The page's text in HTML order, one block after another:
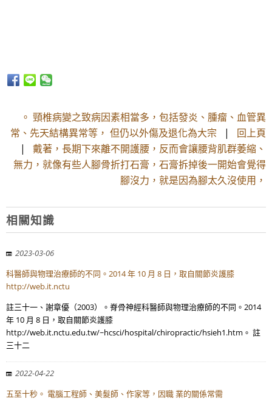
。 頸椎病變之致病因素相當多，包括發炎、腫瘤、血管異
常、先天結構異常等， 但仍以外傷及退化為大宗 | 回上頁
| 戴著，長期下來離不開護腰，反而會讓腰背肌群萎縮、
無力，就像有些人腳骨折打石膏，石膏拆掉後一開始會覺得
腳沒力，就是因為腳太久沒使用，
相關知識
2023-03-06
科醫師與物理治療師的不同。2014 年 10 月 8 日，取自關節炎護膝
http://web.it.nctu
註三十一、謝章優（2003）。脊骨神經科醫師與物理治療師的不同。2014
年 10 月 8 日，取自關節炎護膝
http://web.it.nctu.edu.tw/~hcsci/hospital/chiropractic/hsieh1.htm。 註
三十二
2022-04-22
五至十秒。 電腦工程師、美髮師、作家等，因職 業的關係常需